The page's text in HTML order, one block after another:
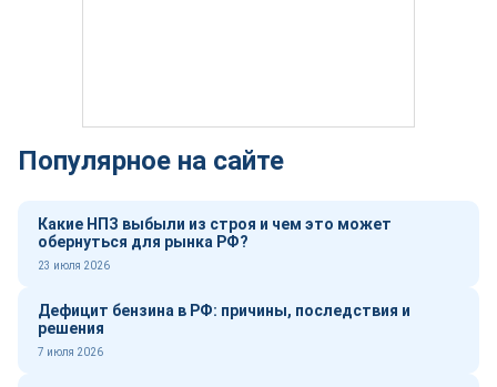
Популярное на сайте
Какие НПЗ выбыли из строя и чем это может
обернуться для рынка РФ?
23 июля 2026
Дефицит бензина в РФ: причины, последствия и
решения
7 июля 2026